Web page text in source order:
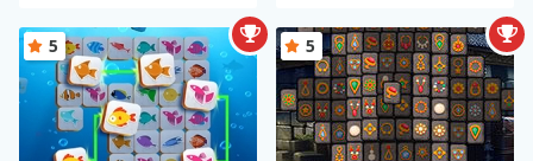
5 5